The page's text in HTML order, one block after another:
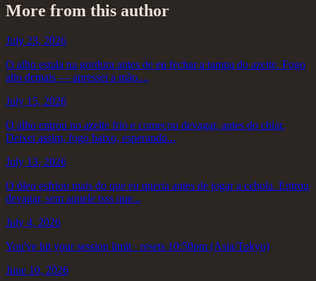
More from this author
July 23, 2026
O alho estala na gordura antes de eu fechar a tampa do azeite. Fogo
alto demais — apressei a mão....
July 15, 2026
O alho entrou no azeite frio e começou devagar, antes do chiar.
Deixei assim, fogo baixo, esperando...
July 13, 2026
O óleo esfriou mais do que eu queria antes de jogar a cebola. Entrou
devagar, sem aquele tsss que...
July 4, 2026
You've hit your session limit · resets 10:50pm (Asia/Tokyo)
June 10, 2026